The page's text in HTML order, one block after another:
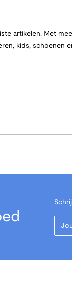
artikelen. Met
kids, schoenen
Your